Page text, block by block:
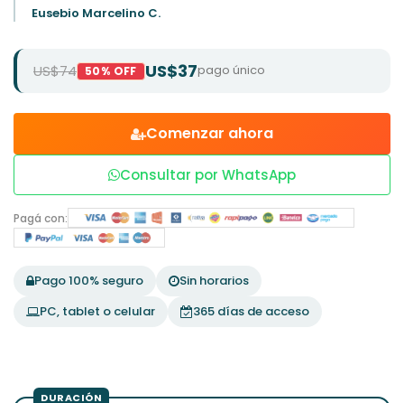
Eusebio Marcelino C.
US$74 50% OFF US$37pago único
Comenzar ahora
Consultar por WhatsApp
Pagá con:
Pago 100% seguro
Sin horarios
PC, tablet o celular
365 días de acceso